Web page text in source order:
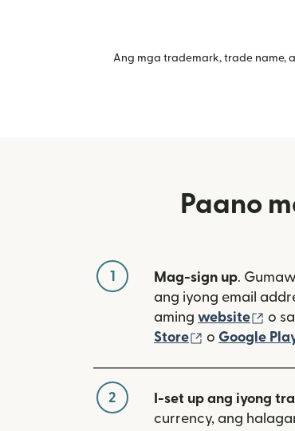
Ang mga trademark, trade name,
Paano
1 Mag-sign up.
ang iyong email
aming website o
Store
(bubukas sa
o Google
2 I-set up ang iyong
currency, ang